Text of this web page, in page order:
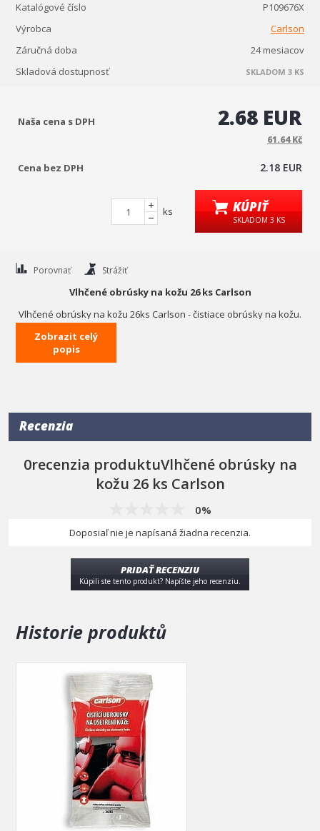
Katalógové číslo
P109676X
Výrobca
Carlson
Záručná doba
24 mesiacov
Skladová dostupnosť
SKLADOM 3 KS
Naša cena s DPH 2.68 EUR
61.64 Kč
Cena bez DPH 2.18 EUR
ks KÚPIŤ
SKLADOM 3 KS
Porovnať Strážiť
Vlhčené obrúsky na kožu 26 ks Carlson
Vlhčené obrúsky na kožu 26ks Carlson - čistiace obrúsky na kožu.
Čistí, ošetruje a leští všetky hladké kožené povrchy, zanecháva
hodvábny lesk. Prevencia proti vyschnutiu kože. Praktické
uzatvárateľné balenie, obsahuje 26 vlhčených obrúskov.
Zobrazit celý
popis
Recenzia
0recenzia produktuVlhčené obrúsky na
kožu 26 ks Carlson
0%
Doposiaľ nie je napísaná žiadna recenzia.
PRIDAŤ RECENZIU
Kúpili ste tento produkt? Napíšte jeho recenziu.
Historie produktů